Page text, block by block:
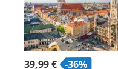
39,99 € -36%